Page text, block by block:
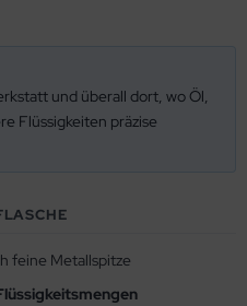
und überall dort, wo Öl,
Flüssigkeiten präzise
feine Metallspitze